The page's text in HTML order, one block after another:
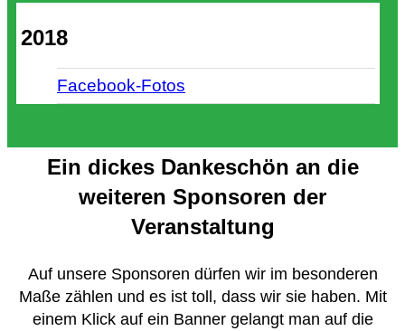
2018
Facebook-Fotos
Ein dickes Dankeschön an die
weiteren Sponsoren der
Veranstaltung
Auf unsere Sponsoren dürfen wir im besonderen
Maße zählen und es ist toll, dass wir sie haben. Mit
einem Klick auf ein Banner gelangt man auf die